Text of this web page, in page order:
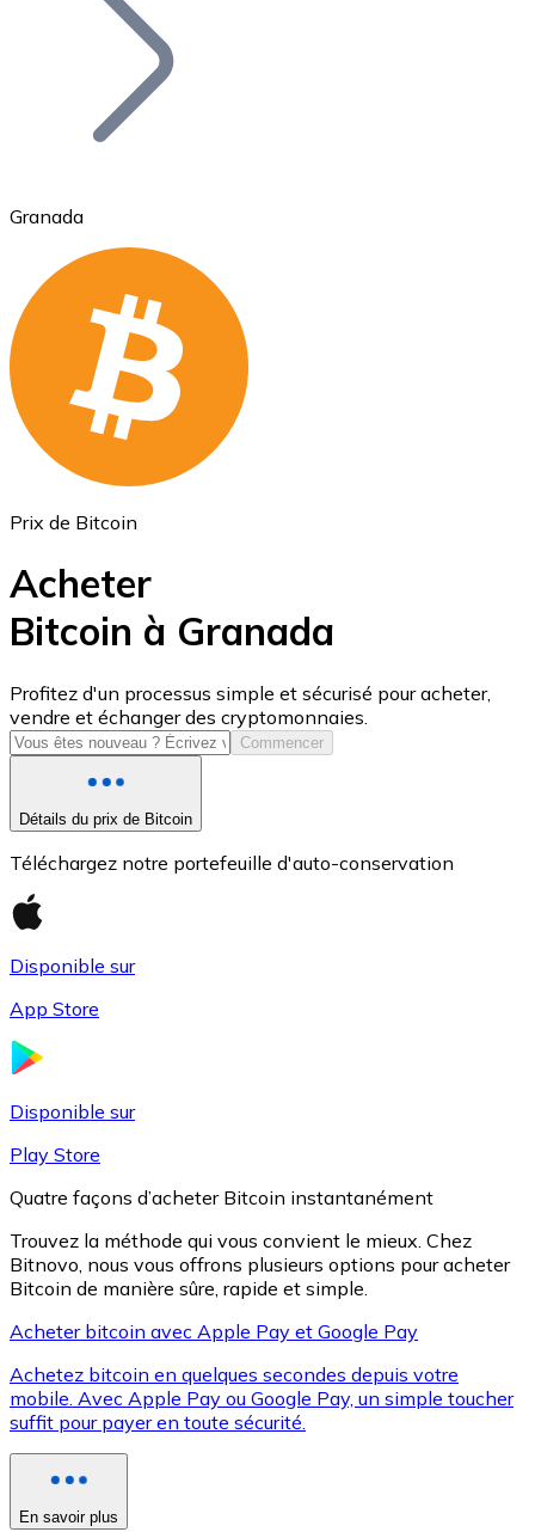
Ethereum
ETH
USD Coin
USDC
XRP
XRP
Voir toutes
Granada
Prix de Bitcoin
Acheter
Bitcoin à Granada
Profitez d'un processus simple et sécurisé pour acheter,
vendre et échanger des cryptomonnaies.
Commencer
Détails du prix de Bitcoin
Téléchargez notre portefeuille d'auto-conservation
Disponible sur
App Store
Disponible sur
Play Store
Quatre façons d’acheter Bitcoin instantanément
Trouvez la méthode qui vous convient le mieux. Chez
Bitnovo, nous vous offrons plusieurs options pour acheter
Bitcoin de manière sûre, rapide et simple.
Acheter bitcoin avec Apple Pay et Google Pay
Achetez bitcoin en quelques secondes depuis votre
mobile. Avec Apple Pay ou Google Pay, un simple toucher
suffit pour payer en toute sécurité.
En savoir plus